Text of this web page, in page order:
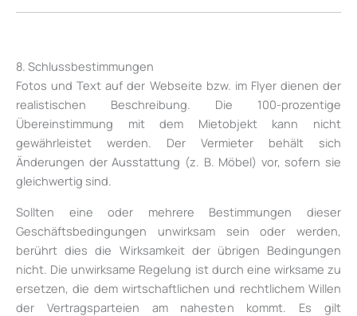
8. Schlussbestimmungen
Fotos und Text auf der Webseite bzw. im Flyer dienen der
realistischen Beschreibung. Die 100-prozentige
Übereinstimmung mit dem Mietobjekt kann nicht
gewährleistet werden. Der Vermieter behält sich
Änderungen der Ausstattung (z. B. Möbel) vor, sofern sie
gleichwertig sind.
Sollten eine oder mehrere Bestimmungen dieser
Geschäftsbedingungen unwirksam sein oder werden,
berührt dies die Wirksamkeit der übrigen Bedingungen
nicht. Die unwirksame Regelung ist durch eine wirksame zu
ersetzen, die dem wirtschaftlichen und rechtlichem Willen
der Vertragsparteien am nahesten kommt. Es gilt